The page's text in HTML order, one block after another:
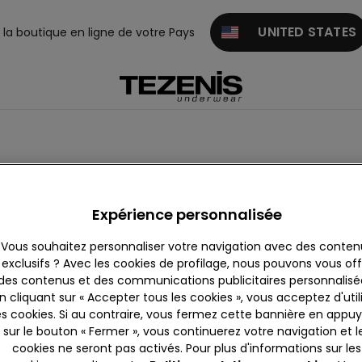
la boutique en ligne de votre Pays UNITED STATES
commerciale sur le marché. Une franchise solide avec un
: musique d'ambiance, grand espace de vente,
au plafond et produits exposés sur tous les murs.
en parfaite conformité avec la loi de l'Association
de votre boutique grâce à son personnel
Expérience personnalisée
Vous souhaitez personnaliser votre navigation avec des
exclusifs ? Avec les cookies de profilage, nous pouvons vous
contenus et des communications publicitaires
cliquant sur « Accepter tous les cookies », vous acceptez
cookies. Si au contraire, vous fermez cette bannière en
sur le bouton « Fermer », vous continuerez votre navigation et
cookies ne seront pas activés. Pour plus d'informations sur les